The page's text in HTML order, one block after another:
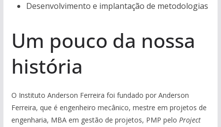
Desenvolvimento e implantação de metodologias
Um pouco da nossa
história
O Instituto Anderson Ferreira foi fundado por Anderson
Ferreira, que é engenheiro mecânico, mestre em projetos de
engenharia, MBA em gestão de projetos, PMP pelo Project